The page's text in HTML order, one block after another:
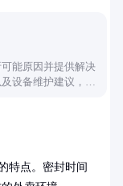
能原因并提供解决
设备维护建议，帮
特点。密封时间